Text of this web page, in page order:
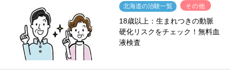
北海道の治験一覧 その他
18歳以上：生まれつきの動脈
硬化リスクをチェック！無料血
液検査